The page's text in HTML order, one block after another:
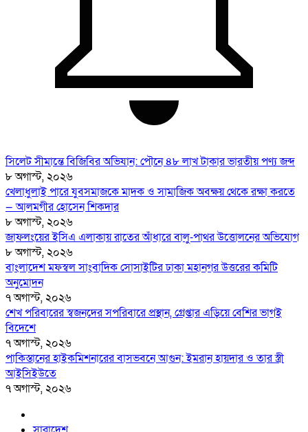
সিলেট সীমান্তে বিজিবির অভিযান: পৌনে ৪৮ লাখ টাকার ভারতীয় পণ্য জব্দ
৮ অগাস্ট, ২০২৬
খেলাধুলাই পারে যুবসমাজকে মাদক ও সামাজিক অবক্ষয় থেকে রক্ষা করতে
— আলমগীর হোসেন শিকদার
৮ অগাস্ট, ২০২৬
জাফলংয়ের ইসিএ এলাকায় রাতের আঁধারে বালু-পাথর উত্তোলনের অভিযোগ
৮ অগাস্ট, ২০২৬
বাংলাদেশ মফস্বল সাংবাদিক সোসাইটির ঢাকা মহানগর উত্তরের কমিটি
অনুমোদন
৭ অগাস্ট, ২০২৬
শেখ পরিবারের স্বজনদের সপরিবারে প্রস্থান, গ্রেপ্তার এড়িয়ে বেশির ভাগই
বিদেশে
৭ অগাস্ট, ২০২৬
পাকিস্তানের হাইকমিশনারের বাসভবনে আগুন: ইমরান হায়দার ও তার স্ত্রী
আইসিইউতে
৭ অগাস্ট, ২০২৬